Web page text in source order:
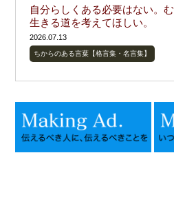
自分らしくある必要はない。
生きる道を考えてほしい。
2026.07.13
ちからのある言葉【格言集・名言集】